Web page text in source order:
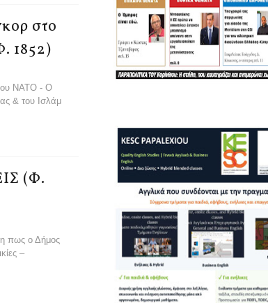
στο
1852)
ΝΑΤΟ - Ο
& του Ισλάμ
(Φ.
ο Δήμος
–